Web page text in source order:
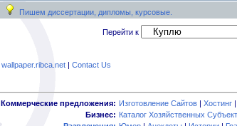
Пишем диссертации, дипломы, курсовые.
Перейти к
wallpaper.ribca.net| Contact Us
Коммерческие предложения: Изготовление Сайтов | Хостинг
Бизнес: Каталог Хозяйственных